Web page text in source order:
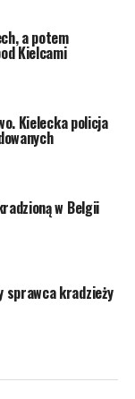
a potem
Kielcami
Kielecka policja
w Belgii
sprawca kradzieży